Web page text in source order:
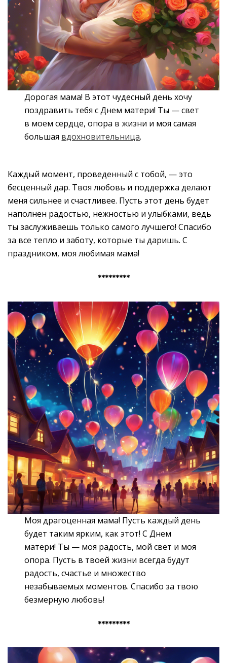
Дорогая мама! В этот чудесный день хочу
поздравить тебя с Днем матери! Ты — свет
в моем сердце, опора в жизни и моя самая
большая вдохновительница.
Каждый момент, проведенный с тобой, — это
бесценный дар. Твоя любовь и поддержка делают
меня сильнее и счастливее. Пусть этот день будет
наполнен радостью, нежностью и улыбками, ведь
ты заслуживаешь только самого лучшего! Спасибо
за все тепло и заботу, которые ты даришь. С
праздником, моя любимая мама!
*********
Моя драгоценная мама! Пусть каждый день
будет таким ярким, как этот! С Днем
матери! Ты — моя радость, мой свет и моя
опора. Пусть в твоей жизни всегда будут
радость, счастье и множество
незабываемых моментов. Спасибо за твою
безмерную любовь!
*********